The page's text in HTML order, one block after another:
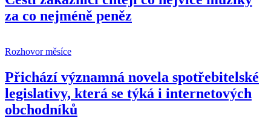
za co nejméně peněz
Rozhovor měsíce
Přichází významná novela spotřebitelské
legislativy, která se týká i internetových
obchodníků